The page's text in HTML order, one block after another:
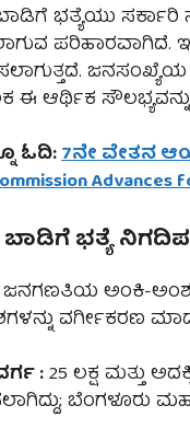
ಭತ್ಯೆಯು ಸರ್ಕಾರಿ
ಪರಿಹಾರವಾಗಿದೆ.
ಈ ಆರ್ಥಿಕ ಸೌಲಭ್ಯವನ್ನು
ಓದಿ:7ನೇ ವೇತನ
Advances
ಭತ್ಯೆ
ಜನಗಣತಿಯ ಅಂಕಿ-
ವರ್ಗೀಕರಣ
:25 ಲಕ್ಷ ಮತ್ತು
ಬೆಂಗಳೂರು